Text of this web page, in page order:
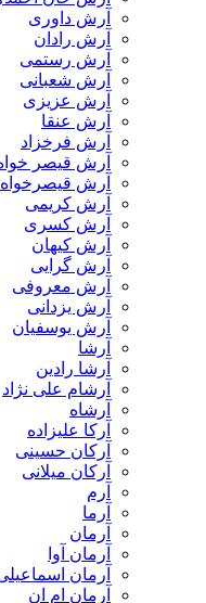
آرش داوری
آرش رادان
آرش رستمى
آرش شعبانی
آرش عزیزی
آرش عنقا
آرش فرخزاد
آرش قیصر
آرش قیصرخواه
آرش کریمی
آرش کسری
آرش کیهان
آرش گرایی
آرش معروفی
آرش یزدانی
آرش یوسفیان
آرشا
آرشا رادین
آرشام علی نژاد
آرشاه
آرکا علیزاده
آرکان حسینی
آرکان میلانی
آرم
آرما
آرمان
آرمان آوا
آرمان
آرمان ام ان